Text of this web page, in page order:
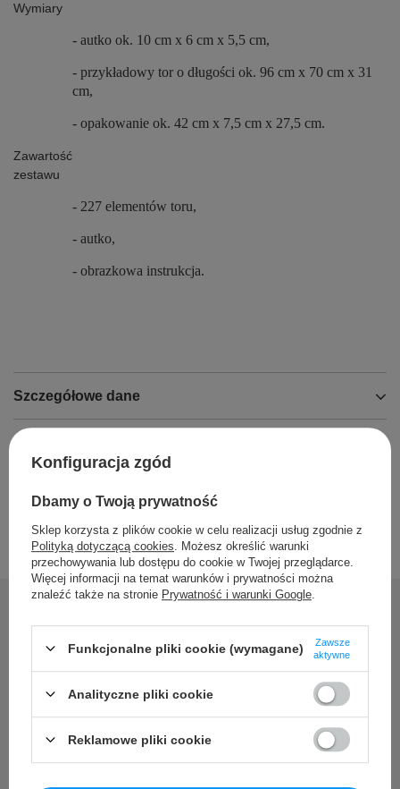
Wymiary
- autko ok. 10 cm x 6 cm x 5,5 cm,
- przykładowy tor o długości ok. 96 cm x 70 cm x 31
cm,
- opakowanie ok. 42 cm x 7,5 cm x 27,5 cm.
Zawartość
zestawu
- 227 elementów toru,
- autko,
- obrazkowa instrukcja.
Szczegółowe dane
Potrzebujesz pomocy? Masz
pytania?
pytania i odpowiedzi publikując dla innych.
Konfiguracja zgód
Dbamy o Twoją prywatność
Sklep korzysta z plików cookie w celu realizacji usług zgodnie z
Polityką dotyczącą cookies . Możesz określić warunki
przechowywania lub dostępu do cookie w Twojej przeglądarce.
Więcej informacji na temat warunków i prywatności można
znaleźć także na stronie Prywatność i warunki Google
Funkcjonalne pliki cookie (wymagane)
Zawsze
aktywne
Analityczne pliki cookie
Reklamowe pliki cookie